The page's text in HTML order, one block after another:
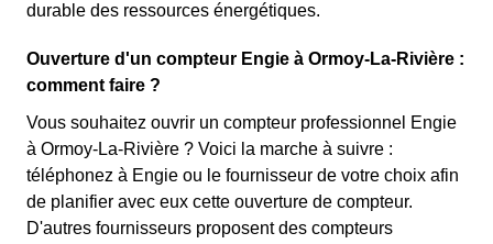
durable des ressources énergétiques.
Ouverture d'un compteur Engie à Ormoy-La-Rivière :
comment faire ?
Vous souhaitez ouvrir un compteur professionnel Engie
à Ormoy-La-Rivière ? Voici la marche à suivre :
téléphonez à Engie ou le fournisseur de votre choix afin
de planifier avec eux cette ouverture de compteur.
D'autres fournisseurs proposent des compteurs